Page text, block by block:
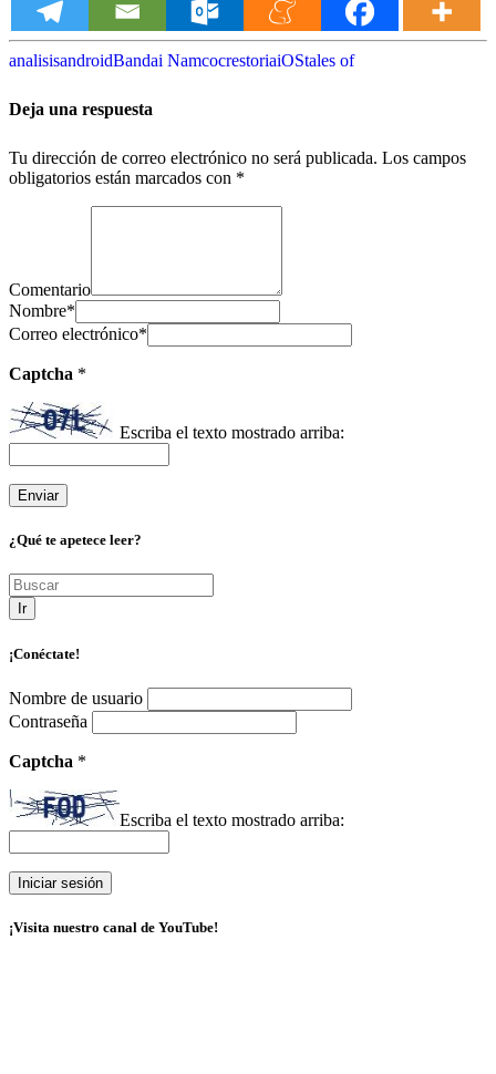
analisisandroidBandai NamcocrestoriaiOStales of
Deja una respuesta
Tu dirección de correo electrónico no será publicada. Los campos
obligatorios están marcados con *
Comentario
Nombre*
Correo electrónico*
Captcha *
Escriba el texto mostrado arriba:
¿Qué te apetece leer?
Ir
¡Conéctate!
Nombre de usuario
Contraseña
Captcha *
Escriba el texto mostrado arriba:
¡Visita nuestro canal de YouTube!